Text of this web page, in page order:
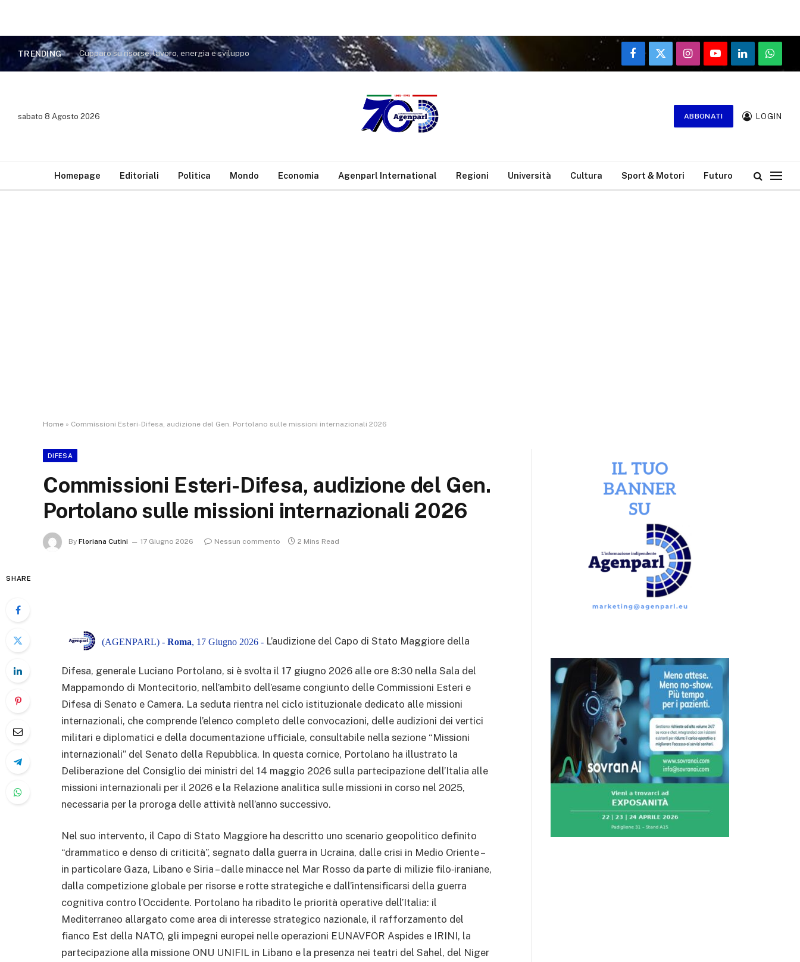
TRENDING Cupparo su risorse, lavoro, energia e sviluppo
Facebook
X
(Twitter)
InstagramYouTubeLinkedIn
sabato 8 Agosto 2026 ABBONATI LOGIN
Homepage Editoriali Politica Mondo Economia Agenparl International Regioni Università Cultura Sport & Motori Futuro
Home » Commissioni Esteri-Difesa, audizione del Gen. Portolano sulle missioni internazionali 2026
DIFESA
Commissioni Esteri-Difesa, audizione del Gen.
Portolano sulle missioni internazionali 2026
By Floriana Cutini 17 Giugno 2026 Nessun commento 2 Mins Read
SHARE
(AGENPARL) - Roma, 17 Giugno 2026 - L’audizione del Capo di Stato Maggiore della
Difesa, generale Luciano Portolano, si è svolta il 17 giugno 2026 alle ore 8:30 nella Sala del
Mappamondo di Montecitorio, nell’ambito dell’esame congiunto delle Commissioni Esteri e
Difesa di Senato e Camera. La seduta rientra nel ciclo istituzionale dedicato alle missioni
internazionali, che comprende l’elenco completo delle convocazioni, delle audizioni dei vertici
militari e diplomatici e della documentazione ufficiale, consultabile nella sezione “Missioni
internazionali” del Senato della Repubblica. In questa cornice, Portolano ha illustrato la
Deliberazione del Consiglio dei ministri del 14 maggio 2026 sulla partecipazione dell’Italia alle
missioni internazionali per il 2026 e la Relazione analitica sulle missioni in corso nel 2025,
necessaria per la proroga delle attività nell’anno successivo.
Nel suo intervento, il Capo di Stato Maggiore ha descritto uno scenario geopolitico definito
“drammatico e denso di criticità”, segnato dalla guerra in Ucraina, dalle crisi in Medio Oriente –
in particolare Gaza, Libano e Siria – dalle minacce nel Mar Rosso da parte di milizie filo‑iraniane,
dalla competizione globale per risorse e rotte strategiche e dall’intensificarsi della guerra
cognitiva contro l’Occidente. Portolano ha ribadito le priorità operative dell’Italia: il
Mediterraneo allargato come area di interesse strategico nazionale, il rafforzamento del
fianco Est della NATO, gli impegni europei nelle operazioni EUNAVFOR Aspides e IRINI, la
partecipazione alla missione ONU UNIFIL in Libano e la presenza nei teatri del Sahel, del Niger